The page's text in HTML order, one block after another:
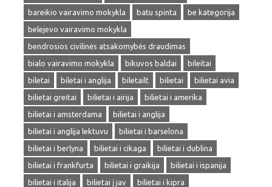
bareikio vairavimo mokykla
batu spinta
be kategorija
belejevo vairavimo mokykla
bendrosios civilinės atsakomybės draudimas
bialo vairavimo mokykla
bikuvos baldai
bileitai
biletai
biletai i anglija biletailt bilietai
bilietai avia
bilietai greitai
bilietai i airija
bilietai i amerika
bilietai i amsterdama
bilietai i anglija
bilietai i anglija lektuvu
bilietai i barselona
bilietai i berlyna
bilietai i cikaga
bilietai i dublina
bilietai i frankfurta
bilietai i graikija
bilietai i ispanija
bilietai i italija
bilietai į jav
bilietai i kipra